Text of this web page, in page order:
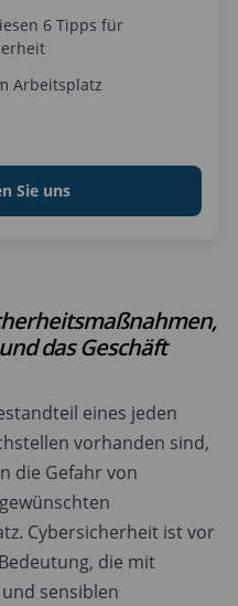
das Geschäft
eines jeden
vorhanden sind,
die Gefahr von
Cybersicherheit ist vor
die mit
sensiblen
6 Tipps für
Arbeitsplatz
Sie uns